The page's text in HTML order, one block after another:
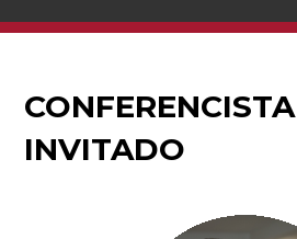
CONFERENCISTA
INVITADO